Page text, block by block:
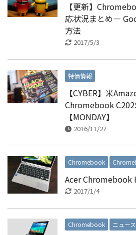
【更新】
応状況まとめ―
方法
2017/5/3
特価情報
【CYBER】米
Chromebook
【MONDAY】
2016/11/27
Chromebook
Acer Chromebook
2017/1/4
Chromebook ニュース